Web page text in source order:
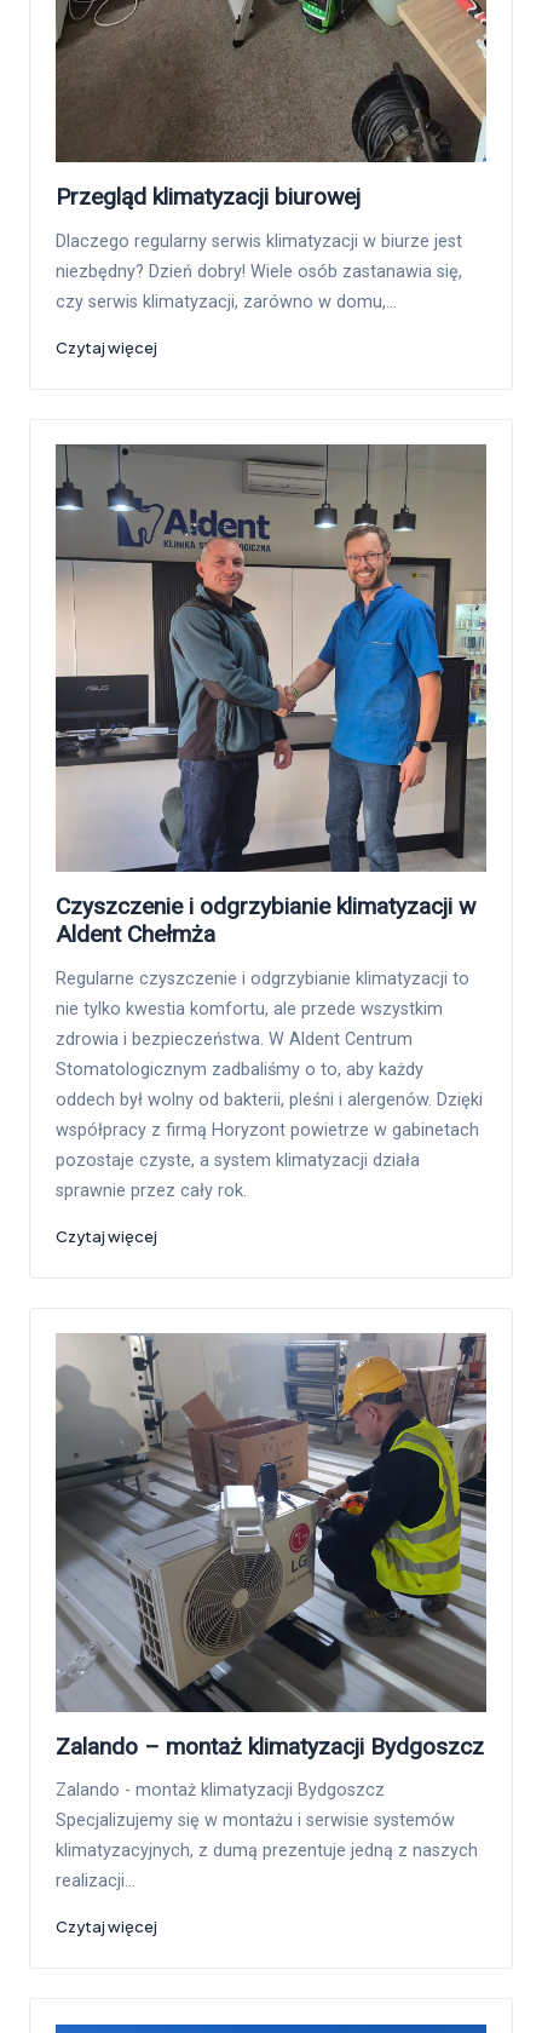
Przegląd klimatyzacji biurowej
Dlaczego regularny serwis klimatyzacji w biurze jest
niezbędny? Dzień dobry! Wiele osób zastanawia się,
czy serwis klimatyzacji, zarówno w domu,…
Czytaj więcej
Czyszczenie i odgrzybianie klimatyzacji w
Aldent Chełmża
Regularne czyszczenie i odgrzybianie klimatyzacji to
nie tylko kwestia komfortu, ale przede wszystkim
zdrowia i bezpieczeństwa. W Aldent Centrum
Stomatologicznym zadbaliśmy o to, aby każdy
oddech był wolny od bakterii, pleśni i alergenów. Dzięki
współpracy z firmą Horyzont powietrze w gabinetach
pozostaje czyste, a system klimatyzacji działa
sprawnie przez cały rok.
Czytaj więcej
Zalando – montaż klimatyzacji Bydgoszcz
Zalando - montaż klimatyzacji Bydgoszcz
Specjalizujemy się w montażu i serwisie systemów
klimatyzacyjnych, z dumą prezentuje jedną z naszych
realizacji…
Czytaj więcej